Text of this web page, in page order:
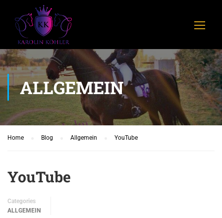
ALLGEMEIN
Home Blog Allgemein YouTube
YouTube
Categories
ALLGEMEIN